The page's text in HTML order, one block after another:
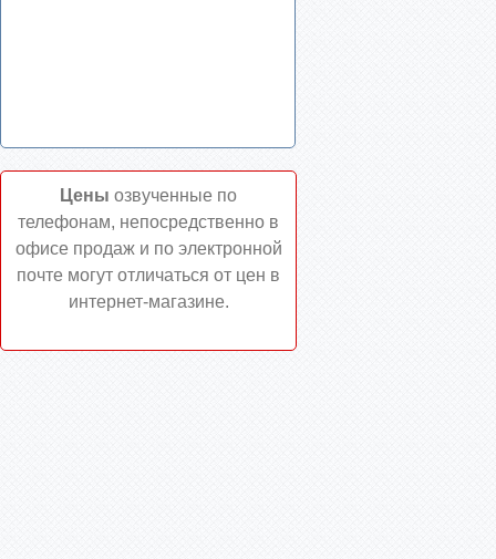
Цены озвученные по
телефонам, непосредственно в
офисе продаж и по электронной
почте могут отличаться от цен в
интернет-магазине.